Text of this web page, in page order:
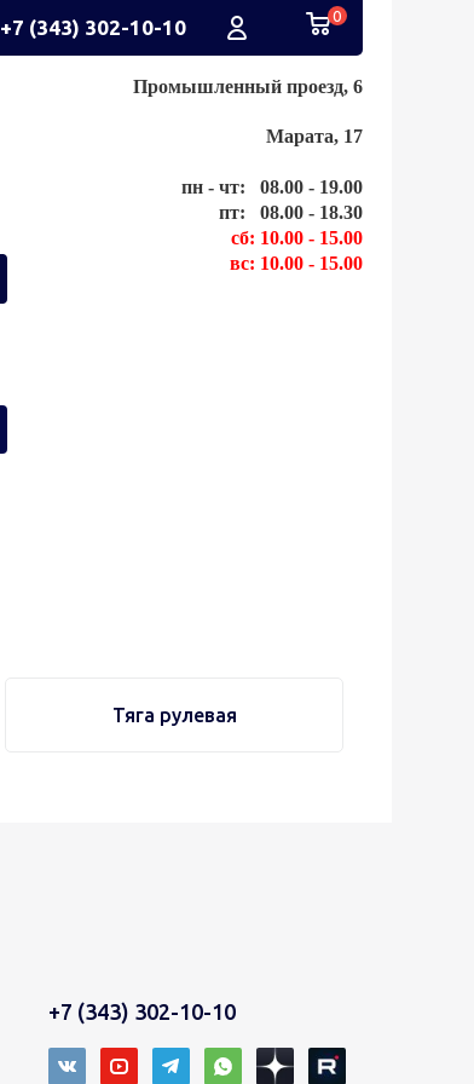
+7 (343) 302-10-10 0
Промышленный проезд, 6
Марата, 17
пн - чт: 08.00 - 19.00
пт: 08.00 - 18.30
сб: 10.00 - 15.00
вс: 10.00 - 15.00
Тяга рулевая
+7 (343) 302-10-10